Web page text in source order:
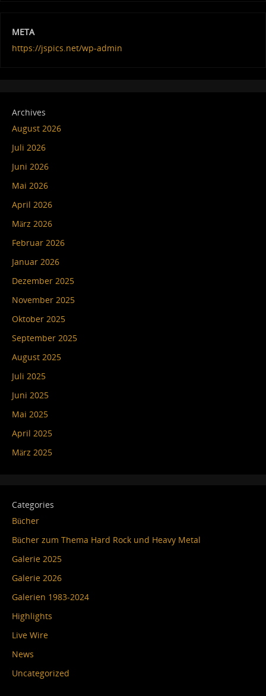
META
https://jspics.net/wp-admin
Archives
August 2026
Juli 2026
Juni 2026
Mai 2026
April 2026
März 2026
Februar 2026
Januar 2026
Dezember 2025
November 2025
Oktober 2025
September 2025
August 2025
Juli 2025
Juni 2025
Mai 2025
April 2025
März 2025
Categories
Bücher
Bücher zum Thema Hard Rock und Heavy Metal
Galerie 2025
Galerie 2026
Galerien 1983-2024
Highlights
Live Wire
News
Uncategorized